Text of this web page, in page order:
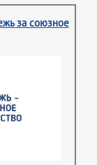
за союзное